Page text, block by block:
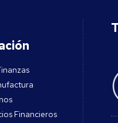
Financieros